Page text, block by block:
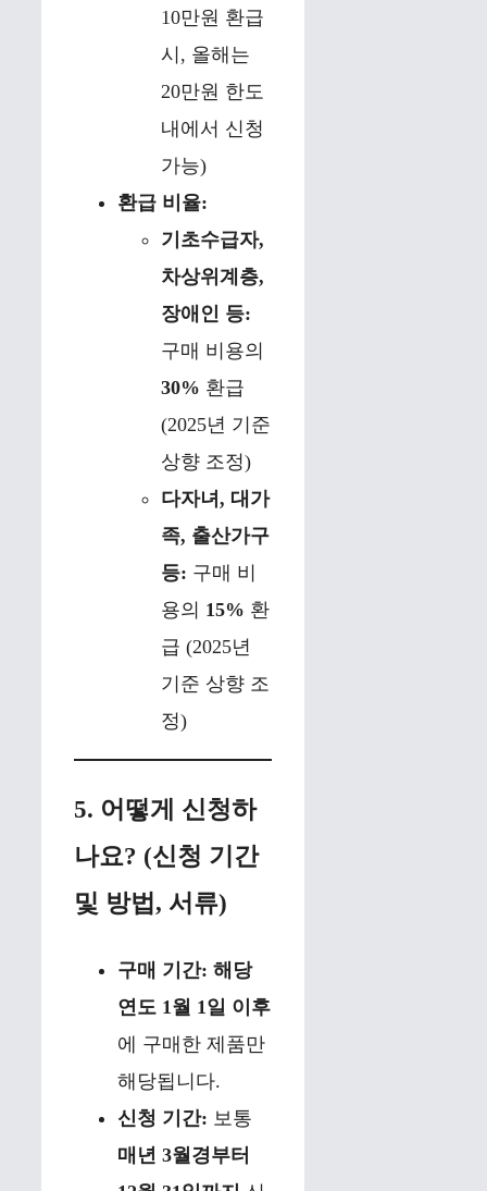
10만원 환급
시, 올해는
20만원 한도
내에서 신청
가능)
환급 비율:
기초수급자,
차상위계층,
장애인 등:
구매 비용의
30% 환급
(2025년 기준
상향 조정)
다자녀, 대가
족, 출산가구
등: 구매 비
용의 15% 환
급 (2025년
기준 상향 조
정)
5. 어떻게 신청하
나요? (신청 기간
및 방법, 서류)
구매 기간: 해당
연도 1월 1일 이후
에 구매한 제품만
해당됩니다.
신청 기간: 보통
매년 3월경부터